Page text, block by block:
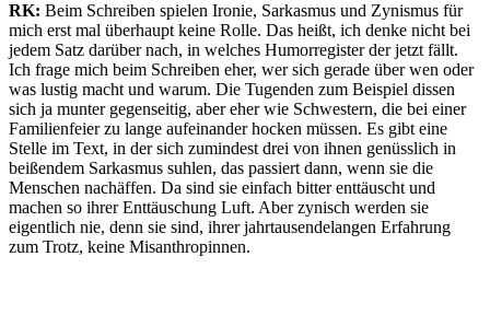
RK: Beim Schreiben spielen Ironie, Sarkasmus und Zynismus für
mich erst mal überhaupt keine Rolle. Das heißt, ich denke nicht bei
jedem Satz darüber nach, in welches Humorregister der jetzt fällt.
Ich frage mich beim Schreiben eher, wer sich gerade über wen oder
was lustig macht und warum. Die Tugenden zum Beispiel dissen
sich ja munter gegenseitig, aber eher wie Schwestern, die bei einer
Familienfeier zu lange aufeinander hocken müssen. Es gibt eine
Stelle im Text, in der sich zumindest drei von ihnen genüsslich in
beißendem Sarkasmus suhlen, das passiert dann, wenn sie die
Menschen nachäffen. Da sind sie einfach bitter enttäuscht und
machen so ihrer Enttäuschung Luft. Aber zynisch werden sie
eigentlich nie, denn sie sind, ihrer jahrtausendelangen Erfahrung
zum Trotz, keine Misanthropinnen.